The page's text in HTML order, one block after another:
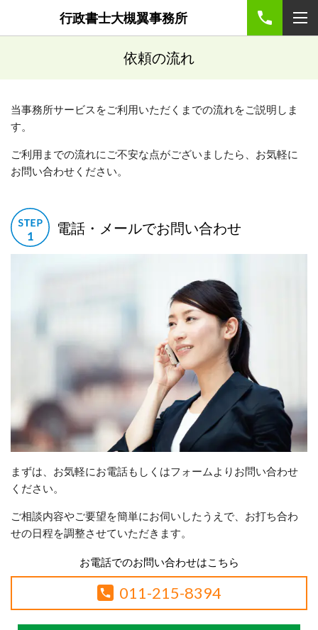
行政書士大槻翼事務所
依頼の流れ
当事務所サービスをご利用いただくまでの流れをご説明しま
す。
ご利用までの流れにご不安な点がございましたら、お気軽に
お問い合わせください。
電話・メールでお問い合わせ
まずは、お気軽にお電話もしくはフォームよりお問い合わせ
ください。
ご相談内容やご要望を簡単にお伺いしたうえで、お打ち合わ
せの日程を調整させていただきます。
お電話でのお問い合わせはこちら
011-215-8394